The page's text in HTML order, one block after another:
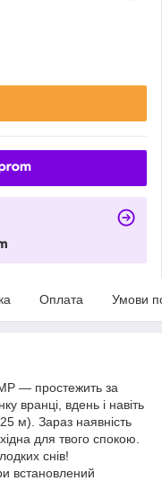
Оплата Умови
— простежить за
вранці, вдень і навіть
25 м). Зараз наявність
для твого спокою.
снів!
встановлений